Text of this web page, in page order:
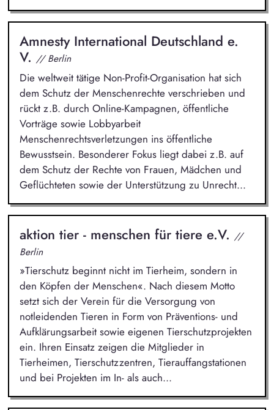
Amnesty International Deutschland e.
V. // Berlin
Die weltweit tätige Non-Profit-Organisation hat sich
dem Schutz der Menschenrechte verschrieben und
rückt z.B. durch Online-Kampagnen, öffentliche
Vorträge sowie Lobbyarbeit
Menschenrechtsverletzungen ins öffentliche
Bewusstsein. Besonderer Fokus liegt dabei z.B. auf
dem Schutz der Rechte von Frauen, Mädchen und
Geflüchteten sowie der Unterstützung zu Unrecht...
aktion tier - menschen für tiere e.V. //
Berlin
»Tierschutz beginnt nicht im Tierheim, sondern in
den Köpfen der Menschen«. Nach diesem Motto
setzt sich der Verein für die Versorgung von
notleidenden Tieren in Form von Präventions- und
Aufklärungsarbeit sowie eigenen Tierschutzprojekten
ein. Ihren Einsatz zeigen die Mitglieder in
Tierheimen, Tierschutzzentren, Tierauffangstationen
und bei Projekten im In- als auch...